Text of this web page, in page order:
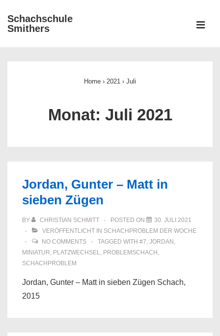
Zum
Inhalt
Schachschule
Smithers
Home › 2021 › Juli
Monat: Juli 2021
Jordan, Gunter – Matt in
sieben Zügen
BY CHRISTIAN SCHMITT POSTED ON
30. JULI 2021
VERÖFFENTLICHT IN SCHACHPROBLEM DER WOCHE
NO COMMENTS
TAGGED WITH #7, JORDAN ,
MINIATUR, PLATZWECHSEL, PROBLEMSCHACH ,
SCHACHPROBLEM
Jordan, Gunter – Matt in sieben Zügen Schach,
2015